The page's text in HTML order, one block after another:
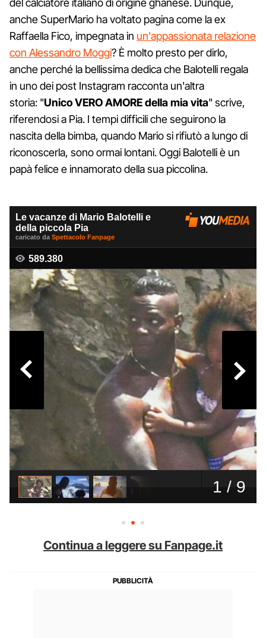
del calciatore italiano di origine ghanese. Dunque,
anche SuperMario ha voltato pagina come la ex
Raffaella Fico, impegnata in un'appassionata relazione
con Alessandro Moggi? È molto presto per dirlo,
anche perché la bellissima dedica che Balotelli regala
in uno dei post Instagram racconta un'altra
storia: "Unico VERO AMORE della mia vita" scrive,
riferendosi a Pia. I tempi difficili che seguirono la
nascita della bimba, quando Mario si rifiutò a lungo di
riconoscerla, sono ormai lontani. Oggi Balotelli è un
papà felice e innamorato della sua piccolina.
Continua a leggere su Fanpage.it